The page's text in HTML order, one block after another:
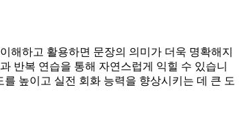
해하고 활용하면 문장의 의미가 더욱 명확해지
반복 연습을 통해 자연스럽게 익힐 수 있습니
높이고 실전 회화 능력을 향상시키는 데 큰 도